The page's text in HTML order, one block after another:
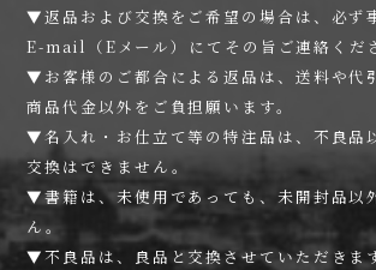
▼返品および交換をご希望の場合は、必ず
E-mail（Eメール）にてその旨ご連絡くだ
▼お客様のご都合による返品は、送料や代
商品代金以外をご負担願います。
▼名入れ・お仕立て等の特注品は、不良品
交換はできません。
▼書籍は、未使用であっても、未開封品以
ん。
▼不良品は、良品と交換させていただきま